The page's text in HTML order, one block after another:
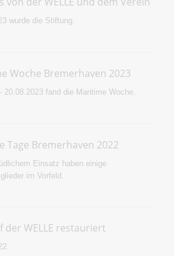
wurde die Stiftung.
Woche Bremerhaven 2023
20.08.2023 fand die Maritime Woche.
Tage Bremerhaven 2022
Einsatz haben einige
im Vorfeld.
der WELLE restauriert